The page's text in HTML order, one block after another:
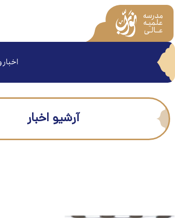
اخبار
آرشیو اخبار